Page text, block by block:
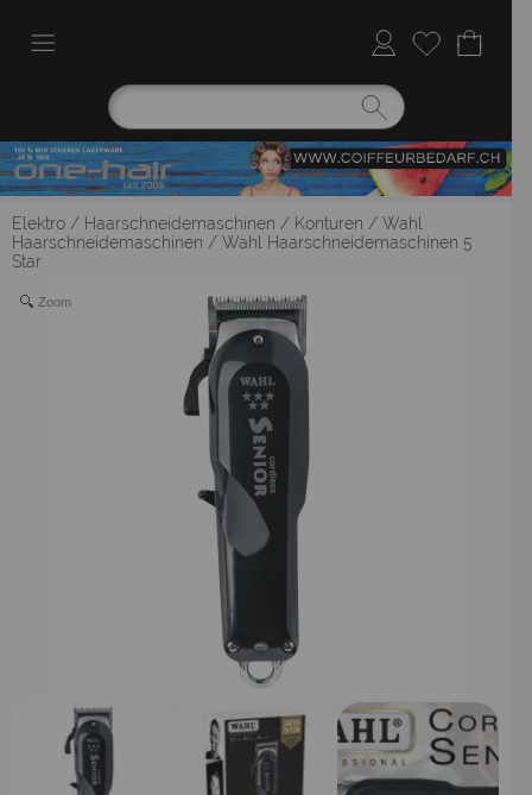
Elektro / Haarschneidemaschinen / Konturen / Wahl
Haarschneidemaschinen / Wahl Haarschneidemaschinen 5
Star
Zoom